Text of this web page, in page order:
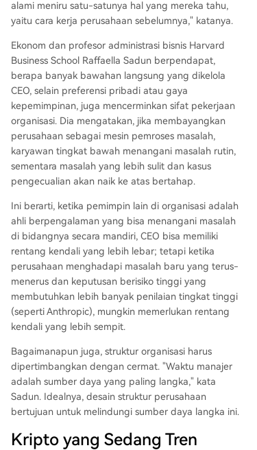
alami meniru satu-satunya hal yang mereka tahu,
yaitu cara kerja perusahaan sebelumnya," katanya.
Ekonom dan profesor administrasi bisnis Harvard
Business School Raffaella Sadun berpendapat,
berapa banyak bawahan langsung yang dikelola
CEO, selain preferensi pribadi atau gaya
kepemimpinan, juga mencerminkan sifat pekerjaan
organisasi. Dia mengatakan, jika membayangkan
perusahaan sebagai mesin pemroses masalah,
karyawan tingkat bawah menangani masalah rutin,
sementara masalah yang lebih sulit dan kasus
pengecualian akan naik ke atas bertahap.
Ini berarti, ketika pemimpin lain di organisasi adalah
ahli berpengalaman yang bisa menangani masalah
di bidangnya secara mandiri, CEO bisa memiliki
rentang kendali yang lebih lebar; tetapi ketika
perusahaan menghadapi masalah baru yang terus-
menerus dan keputusan berisiko tinggi yang
membutuhkan lebih banyak penilaian tingkat tinggi
(seperti Anthropic), mungkin memerlukan rentang
kendali yang lebih sempit.
Bagaimanapun juga, struktur organisasi harus
dipertimbangkan dengan cermat. "Waktu manajer
adalah sumber daya yang paling langka," kata
Sadun. Idealnya, desain struktur perusahaan
bertujuan untuk melindungi sumber daya langka ini.
Kripto yang Sedang Tren